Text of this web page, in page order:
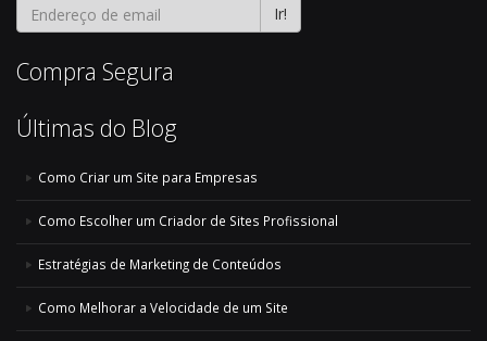
Ir!
Compra Segura
Últimas do Blog
Como Criar um Site para Empresas
Como Escolher um Criador de Sites Profissional
Estratégias de Marketing de Conteúdos
Como Melhorar a Velocidade de um Site